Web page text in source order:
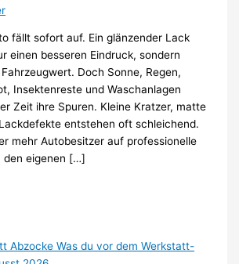
fällt sofort auf. Ein glänzender Lack
einen besseren Eindruck, sondern
Doch Sonne, Regen,
Insektenreste und Waschanlagen
Zeit ihre Spuren. Kleine Kratzer, matte
entstehen oft schleichend.
mehr Autobesitzer auf professionelle
den eigenen […]